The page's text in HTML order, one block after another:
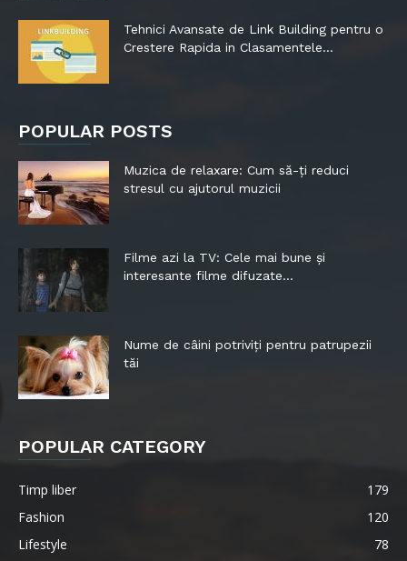
Tehnici Avansate de Link Building pentru o
Crestere Rapida in Clasamentele...
POPULAR POSTS
Muzica de relaxare: Cum să-ți reduci
stresul cu ajutorul muzicii
Filme azi la TV: Cele mai bune și
interesante filme difuzate...
Nume de câini potriviți pentru patrupezii
tăi
POPULAR CATEGORY
Timp liber
179
Fashion
120
Lifestyle
78